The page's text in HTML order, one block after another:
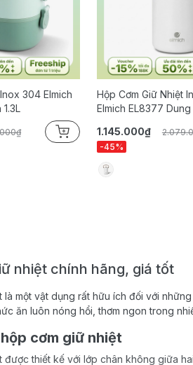
304 Elmich
Hộp Cơm Giữ Nhiệt
Elmich EL8377
1.145.000₫
-45%
nhiệt chính hãng, giá tốt
là một vật dụng rất hữu ích đối với
ăn luôn nóng hổi, thơm ngon trong
cơm giữ nhiệt
được thiết kế với lớp chân không giữa